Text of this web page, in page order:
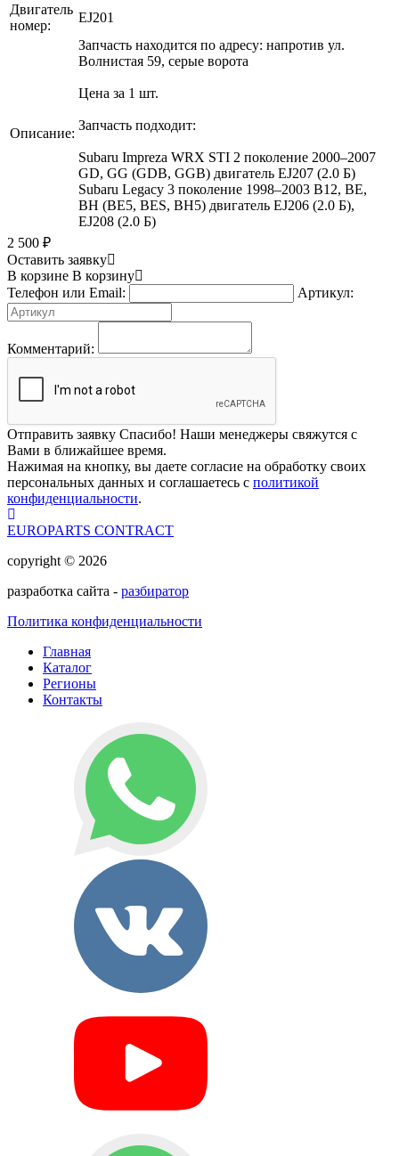
Двигатель
номер:
EJ201
Описание:
Запчасть находится по адресу: напротив ул.
Волнистая 59, серые ворота
Цена за 1 шт.
Запчасть подходит:
Subaru Impreza WRX STI 2 поколение 2000–2007
GD, GG (GDB, GGB) двигатель EJ207 (2.0 Б)
Subaru Legacy 3 поколение 1998–2003 B12, BE,
BH (BE5, BES, BH5) двигатель EJ206 (2.0 Б),
EJ208 (2.0 Б)
2 500 ₽
Оставить заявку
В корзине В корзину
Телефон или Email:
Артикул:
Комментарий:
Отправить заявку Спасибо! Наши менеджеры свяжутся с
Вами в ближайшее время.
Нажимая на кнопку, вы даете согласие на обработку своих
персональных данных и соглашаетесь с политикой
конфиденциальности.
EUROPARTS CONTRACT
copyright © 2026
разработка сайта - разбиратор
Политика конфиденциальности
Главная
Каталог
Регионы
Контакты